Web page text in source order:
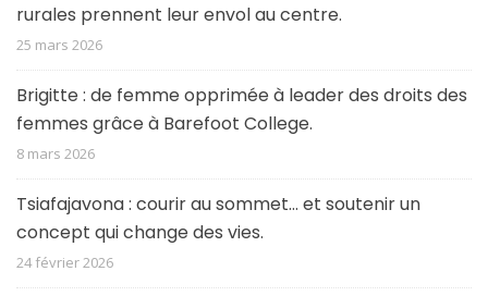
rurales prennent leur envol au centre.
25 mars 2026
Brigitte : de femme opprimée à leader des droits des
femmes grâce à Barefoot College.
8 mars 2026
Tsiafajavona : courir au sommet… et soutenir un
concept qui change des vies.
24 février 2026